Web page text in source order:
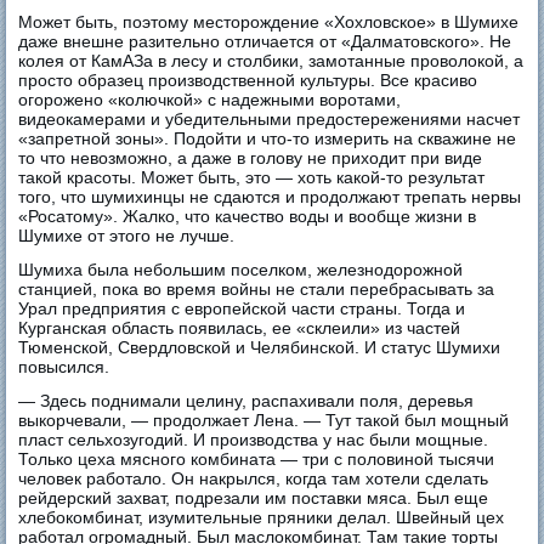
Может быть, поэтому месторождение «Хохловское» в Шумихе
даже внешне разительно отличается от «Далматовского». Не
колея от КамАЗа в лесу и столбики, замотанные проволокой, а
просто образец производственной культуры. Все красиво
огорожено «колючкой» с надежными воротами,
видеокамерами и убедительными предостережениями насчет
«запретной зоны». Подойти и что-то измерить на скважине не
то что невозможно, а даже в голову не приходит при виде
такой красоты. Может быть, это — хоть какой-то результат
того, что шумихинцы не сдаются и продолжают трепать нервы
«Росатому». Жалко, что качество воды и вообще жизни в
Шумихе от этого не лучше.
Шумиха была небольшим поселком, железнодорожной
станцией, пока во время войны не стали перебрасывать за
Урал предприятия с европейской части страны. Тогда и
Курганская область появилась, ее «склеили» из частей
Тюменской, Свердловской и Челябинской. И статус Шумихи
повысился.
— Здесь поднимали целину, распахивали поля, деревья
выкорчевали, — продолжает Лена. — Тут такой был мощный
пласт сельхозугодий. И производства у нас были мощные.
Только цеха мясного комбината — три с половиной тысячи
человек работало. Он накрылся, когда там хотели сделать
рейдерский захват, подрезали им поставки мяса. Был еще
хлебокомбинат, изумительные пряники делал. Швейный цех
работал огромадный. Был маслокомбинат. Там такие торты